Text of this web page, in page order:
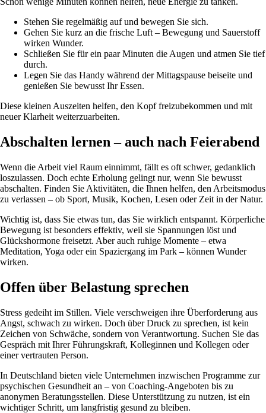
Stehen Sie regelmäßig auf und bewegen Sie sich.
Gehen Sie kurz an die frische Luft – Bewegung und Sauerstoff
wirken Wunder.
Schließen Sie für ein paar Minuten die Augen und atmen Sie tief
durch.
Legen Sie das Handy während der Mittagspause beiseite und
genießen Sie bewusst Ihr Essen.
Diese kleinen Auszeiten helfen, den Kopf freizubekommen und mit
neuer Klarheit weiterzuarbeiten.
Abschalten lernen – auch nach Feierabend
Wenn die Arbeit viel Raum einnimmt, fällt es oft schwer, gedanklich
loszulassen. Doch echte Erholung gelingt nur, wenn Sie bewusst
abschalten. Finden Sie Aktivitäten, die Ihnen helfen, den Arbeitsmodus
zu verlassen – ob Sport, Musik, Kochen, Lesen oder Zeit in der Natur.
Wichtig ist, dass Sie etwas tun, das Sie wirklich entspannt. Körperliche
Bewegung ist besonders effektiv, weil sie Spannungen löst und
Glückshormone freisetzt. Aber auch ruhige Momente – etwa
Meditation, Yoga oder ein Spaziergang im Park – können Wunder
wirken.
Offen über Belastung sprechen
Stress gedeiht im Stillen. Viele verschweigen ihre Überforderung aus
Angst, schwach zu wirken. Doch über Druck zu sprechen, ist kein
Zeichen von Schwäche, sondern von Verantwortung. Suchen Sie das
Gespräch mit Ihrer Führungskraft, Kolleginnen und Kollegen oder
einer vertrauten Person.
In Deutschland bieten viele Unternehmen inzwischen Programme zur
psychischen Gesundheit an – von Coaching-Angeboten bis zu
anonymen Beratungsstellen. Diese Unterstützung zu nutzen, ist ein
wichtiger Schritt, um langfristig gesund zu bleiben.